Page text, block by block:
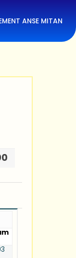
ANSE MITAN